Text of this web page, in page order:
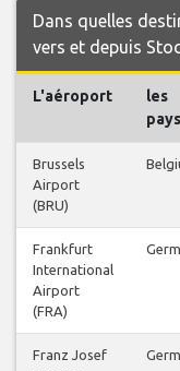
Dans quelles
vers et depuis
L'aéroport
les
pays
Brussels
Airport
(BRU)
Frankfurt
International
Airport
(FRA)
Franz Josef